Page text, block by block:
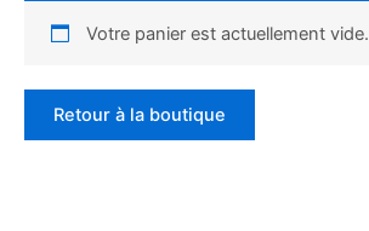
Votre panier est actuellement vide.
Retour à la boutique